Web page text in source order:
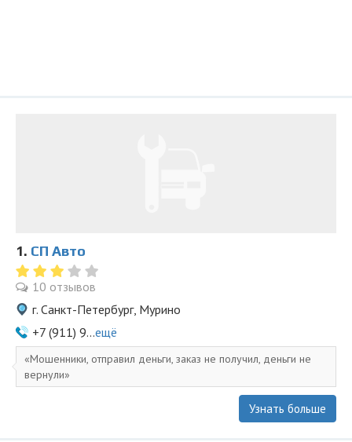
1. СП Авто
10 отзывов
г. Санкт-Петербург, Мурино
+7 (911) 9...ещё
Мошенники, отправил деньги, заказ не получил, деньги не
вернули
Узнать больше